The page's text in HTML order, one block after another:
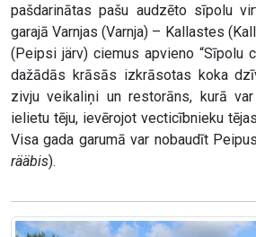
pašdarinātas pašu audzēto sīpolu
garajā Varnjas (Varnja) – Kallastes
(Peipsi järv) ciemus apvieno “Sīpolu
dažādās krāsās izkrāsotas koka
zivju veikaliņi un restorāns, kurā
ielietu tēju, ievērojot vecticībnieku
Visa gada garumā var nobaudīt
rääbis).